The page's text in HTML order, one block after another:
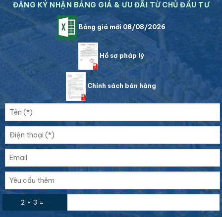
ĐĂNG KÝ NHẬN BẢNG GIÁ & ƯU ĐÃI TỪ CHỦ ĐẦU TƯ
Bảng giá mới 08/08/2026
Hồ sơ pháp lý
Chính sách bán hàng
2 + 3 =